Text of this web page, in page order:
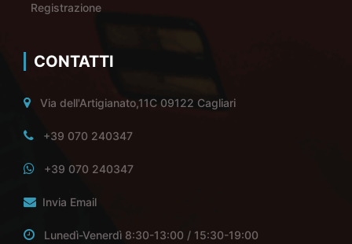
Registrazione
CONTATTI
Via dell'Artigianato,11C 09122 Cagliari
+39 070 240347
+39 070 240347
Invia Email
Lunedì-Venerdì 8:30-13:00 / 15:30-19:00